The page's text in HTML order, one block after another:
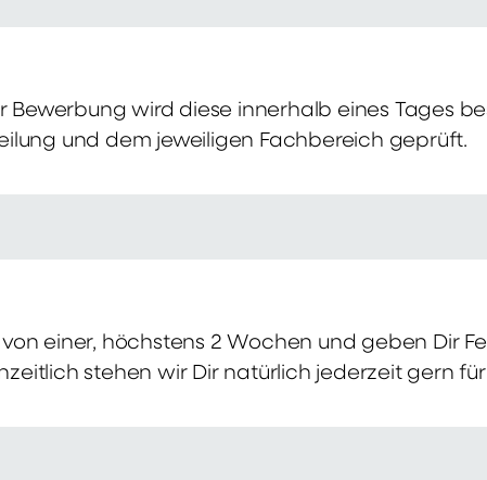
Bewerbung wird diese innerhalb eines Tages
und dem jeweiligen Fachbereich geprüft.
einer, höchstens 2 Wochen und geben Dir
stehen wir Dir natürlich jederzeit gern